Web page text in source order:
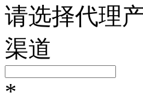
请选择代理
渠道
*